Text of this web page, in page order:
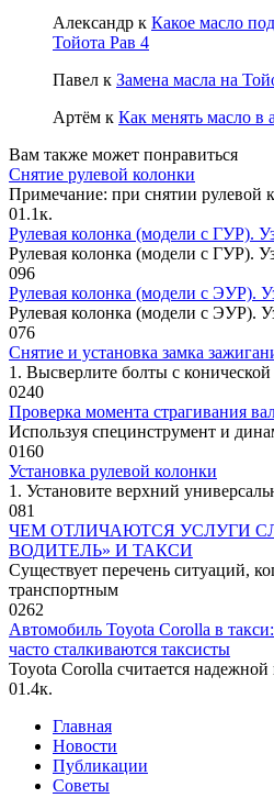
Александр к Какое масло
Тойота Рав 4
Павел к Замена масла на
Артём к Как менять масло в
Вам также может понравиться
Снятие рулевой колонки
Примечание: при снятии рулевой
01.1к.
Рулевая колонка (модели с ГУР).
Рулевая колонка (модели с ГУР).
096
Рулевая колонка (модели с ЭУР).
Рулевая колонка (модели с ЭУР).
076
Снятие и установка замка
1. Высверлите болты с
0240
Проверка момента страгивания
Используя специнструмент и
0160
Установка рулевой колонки
1. Установите верхний
081
ЧЕМ ОТЛИЧАЮТСЯ УСЛУГИ
ВОДИТЕЛЬ» И ТАКСИ
Существует перечень ситуаций,
транспортным
0262
Автомобиль Toyota Corolla в
часто сталкиваются таксисты
Toyota Corolla считается
01.4к.
Главная
Новости
Публикации
Советы